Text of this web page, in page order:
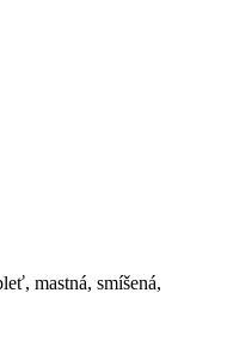
mastná, smíšená,